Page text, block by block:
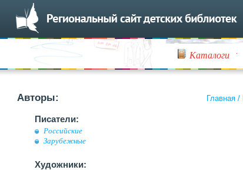
Каталоги
Авторы:
Писатели:
Российские
Зарубежные
Художники:
Главная /